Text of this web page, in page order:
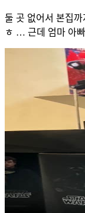
둘 곳 없어서 본집
ㅎ … 근데 엄마 아